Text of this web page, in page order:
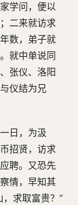
学问，便以
二来就访求
数，弟子就
就中单说同
张仪、洛阳
仪结为兄
日，为汲
招贤，访求
聘。又恐先
情，早知其
求取富贵？”